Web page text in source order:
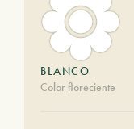
BLANCO
Color floreciente